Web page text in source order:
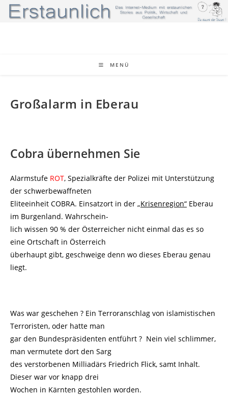
Zum
Inhalt
MENÜ
Großalarm in Eberau
Cobra übernehmen Sie
Alarmstufe ROT, Spezialkräfte der Polizei mit Unterstützung
der schwerbewaffneten
Eliteeinheit COBRA. Einsatzort in der „Krisenregion“ Eberau
im Burgenland. Wahrschein-
lich wissen 90 % der Österreicher nicht einmal das es so
eine Ortschaft in Österreich
überhaupt gibt, geschweige denn wo dieses Eberau genau
liegt.
Was war geschehen ? Ein Terroranschlag von islamistischen
Terroristen, oder hatte man
gar den Bundespräsidenten entführt ? Nein viel schlimmer,
man vermutete dort den Sarg
des verstorbenen Milliadärs Friedrich Flick, samt Inhalt.
Dieser war vor knapp drei
Wochen in Kärnten gestohlen worden.